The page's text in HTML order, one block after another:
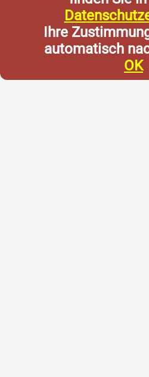
Ihre
automatisch
OK